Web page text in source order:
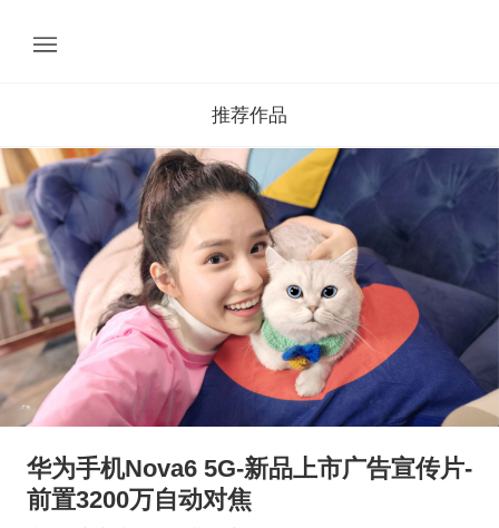
推荐作品
华为手机Nova6 5G-新品上市广告宣传片-
前置3200万自动对焦